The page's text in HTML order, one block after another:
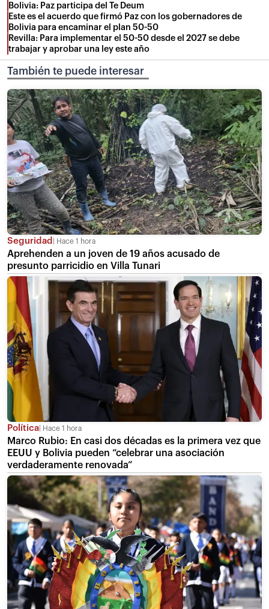
Bolivia: Paz participa del Te Deum
Este es el acuerdo que firmó Paz con los gobernadores de
Bolivia para encaminar el plan 50-50
Revilla: Para implementar el 50-50 desde el 2027 se debe
trabajar y aprobar una ley este año
También te puede interesar
Seguridad Hace 1 hora
Aprehenden a un joven de 19 años acusado de
presunto parricidio en Villa Tunari
Política Hace 1 hora
Marco Rubio: En casi dos décadas es la primera vez que
EEUU y Bolivia pueden “celebrar una asociación
verdaderamente renovada”